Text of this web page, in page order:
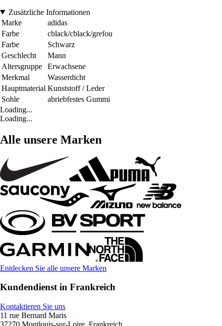
Zusätzliche Informationen
Marke
adidas
Farbe
cblack/cblack/grefou
Farbe
Schwarz
Geschlecht
Mann
Altersgruppe
Erwachsene
Merkmal
Wasserdicht
Hauptmaterial Kunststoff / Leder
Sohle
abriebfestes Gummi
Loading...
Loading...
Alle unsere Marken
Entdecken Sie alle unsere Marken
Kundendienst in Frankreich
Kontaktieren Sie uns
11 rue Bernard Maris